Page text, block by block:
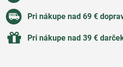
Pri nákupe nad 69 €
Pri nákupe nad 39 €